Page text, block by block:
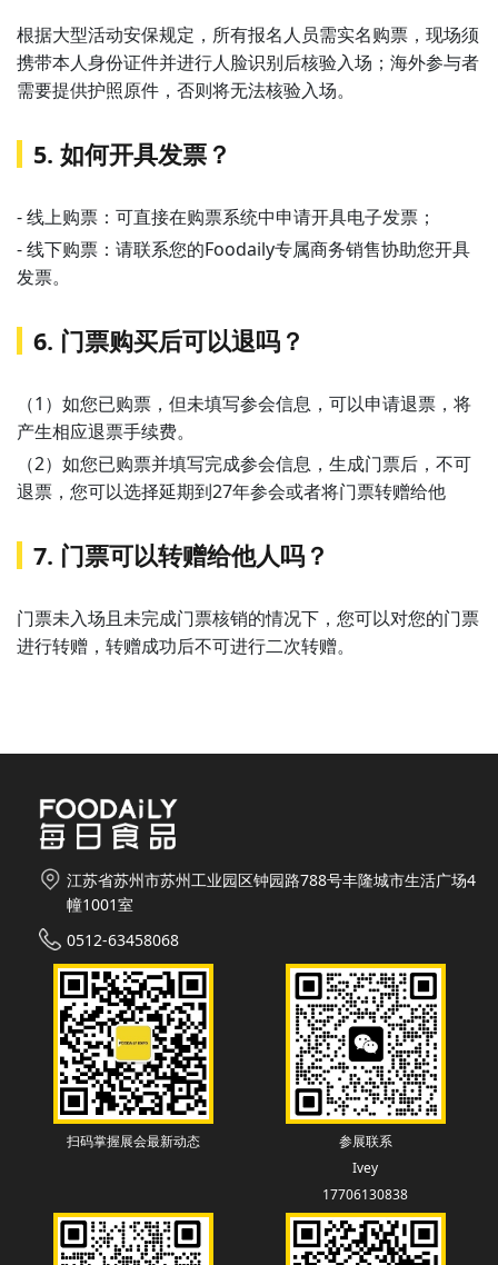
根据大型活动安保规定，所有报名人员需实名购票，现场须
携带本人身份证件并进行人脸识别后核验入场；海外参与者
需要提供护照原件，否则将无法核验入场。
5. 如何开具发票？
- 线上购票：可直接在购票系统中申请开具电子发票；
- 线下购票：请联系您的Foodaily专属商务销售协助您开具
发票。
6. 门票购买后可以退吗？
（1）如您已购票，但未填写参会信息，可以申请退票，将
产生相应退票手续费。
（2）如您已购票并填写完成参会信息，生成门票后，不可
退票，您可以选择延期到27年参会或者将门票转赠给他
7. 门票可以转赠给他人吗？
门票未入场且未完成门票核销的情况下，您可以对您的门票
进行转赠，转赠成功后不可进行二次转赠。
江苏省苏州市苏州工业园区钟园路788号丰隆城市生活广场4
幢1001室
0512-63458068
扫码掌握展会最新动态
参展联系
Ivey
17706130838